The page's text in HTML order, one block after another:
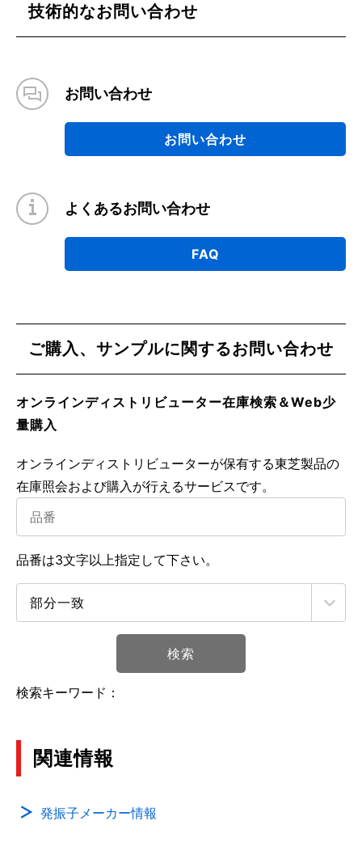
技術的なお問い合わせ
お問い合わせ
お問い合わせ
よくあるお問い合わせ
FAQ
ご購入、サンプルに関するお問い合わせ
オンラインディストリビューター在庫検索＆Web少
量購入
オンラインディストリビューターが保有する東芝製品の
在庫照会および購入が行えるサービスです。
検索
品番は3文字以上指定して下さい。
検索キーワード：
関連情報
発振子メーカー情報